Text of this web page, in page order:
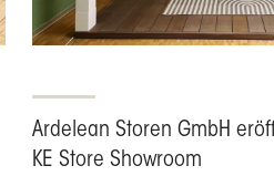
Ardelean Storen GmbH
KE Store Showroom